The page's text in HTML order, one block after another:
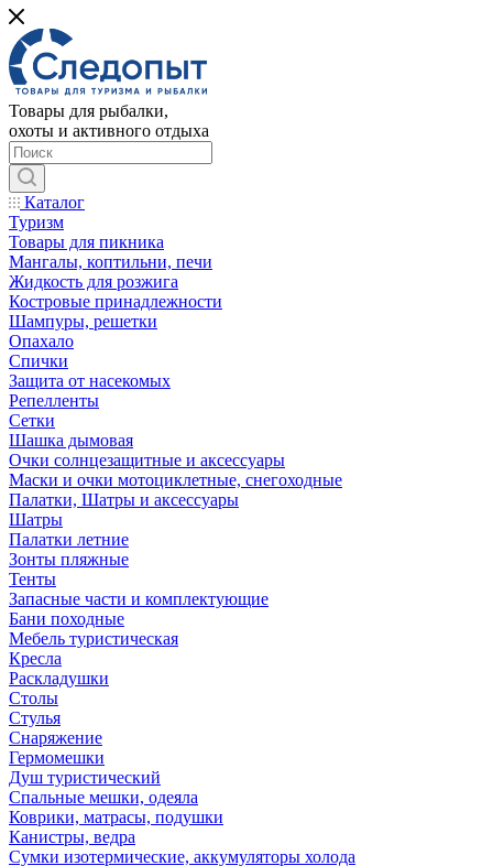
Товары для рыбалки,
охоты и активного отдыха
Каталог
Туризм
Товары для пикника
Мангалы, коптильни, печи
Жидкость для розжига
Костровые принадлежности
Шампуры, решетки
Опахало
Спички
Защита от насекомых
Репелленты
Сетки
Шашка дымовая
Очки солнцезащитные и аксессуары
Маски и очки мотоциклетные, снегоходные
Палатки, Шатры и аксессуары
Шатры
Палатки летние
Зонты пляжные
Тенты
Запасные части и комплектующие
Бани походные
Мебель туристическая
Кресла
Раскладушки
Столы
Стулья
Снаряжение
Гермомешки
Душ туристический
Спальные мешки, одеяла
Коврики, матрасы, подушки
Канистры, ведра
Сумки изотермические, аккумуляторы холода